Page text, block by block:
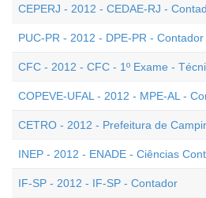
CEPERJ - 2012 - CEDAE-RJ -
PUC-PR - 2012 - DPE-PR - Contador
CFC - 2012 - CFC - 1º Exame -
COPEVE-UFAL - 2012 - MPE-AL -
CETRO - 2012 - Prefeitura de
INEP - 2012 - ENADE - Ciências
IF-SP - 2012 - IF-SP - Contador